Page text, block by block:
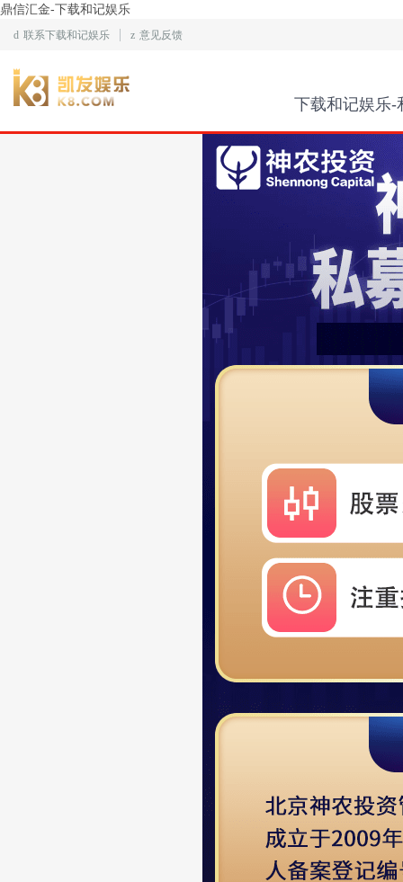
鼎信汇金-下载和记娱乐
d 联系下载和记娱乐 z 意见反馈
下载和记娱乐-